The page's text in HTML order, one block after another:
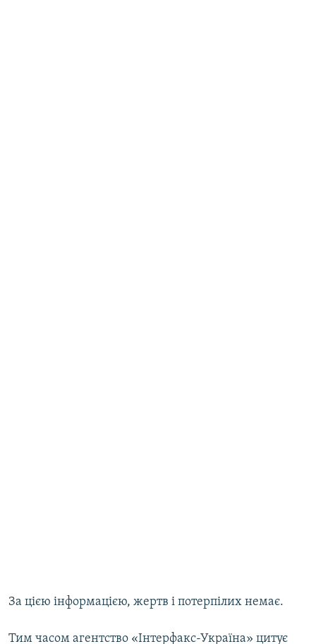
За цією інформацією, жертв і потерпілих немає.
Тим часом агентство «Інтерфакс-Україна» цитує